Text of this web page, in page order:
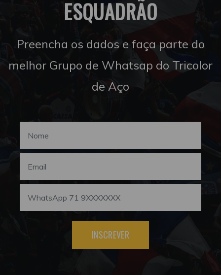
ESQUADRÃO
Preencha os dados e faça parte do
melhor Grupo de Whatsap do Tricolor
de Aço
INSCREVER